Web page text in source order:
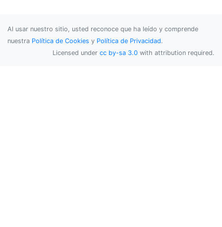
Al usar nuestro sitio, usted reconoce que ha leído y comprende
nuestra Política de Cookies y Política de Privacidad.
Licensed under cc by-sa 3.0 with attribution required.